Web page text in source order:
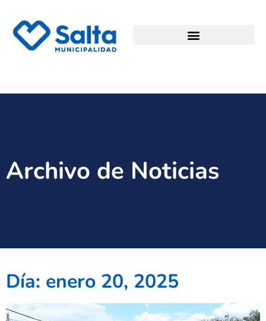
Archivo de Noticias
Día: enero 20, 2025